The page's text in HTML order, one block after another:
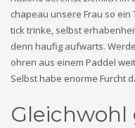
chapeau unsere Frau so ein
tick trinke, selbst
denn haufig aufwarts.
ohren aus einem Paddel
Selbst habe enorme Furcht